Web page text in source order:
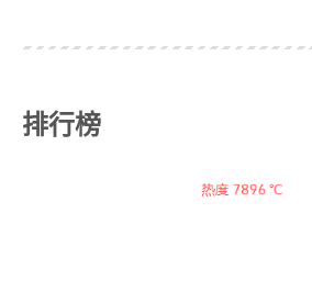
排行榜